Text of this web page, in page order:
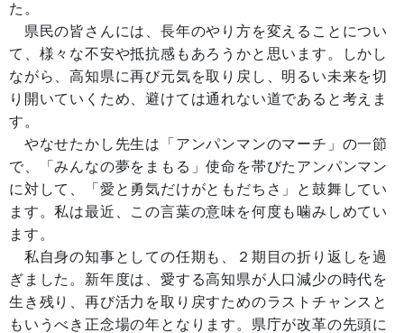
た。
県民の皆さんには、長年のやり方を変えることについ
て、様々な不安や抵抗感もあろうかと思います。しかし
ながら、高知県に再び元気を取り戻し、明るい未来を切
り開いていくため、避けては通れない道であると考えま
す。
やなせたかし先生は「アンパンマンのマーチ」の一節
で、「みんなの夢をまもる」使命を帯びたアンパンマン
に対して、「愛と勇気だけがともだちさ」と鼓舞してい
ます。私は最近、この言葉の意味を何度も噛みしめてい
ます。
私自身の知事としての任期も、２期目の折り返しを過
ぎました。新年度は、愛する高知県が人口減少の時代を
生き残り、再び活力を取り戻すためのラストチャンスと
もいうべき正念場の年となります。県庁が改革の先頭に